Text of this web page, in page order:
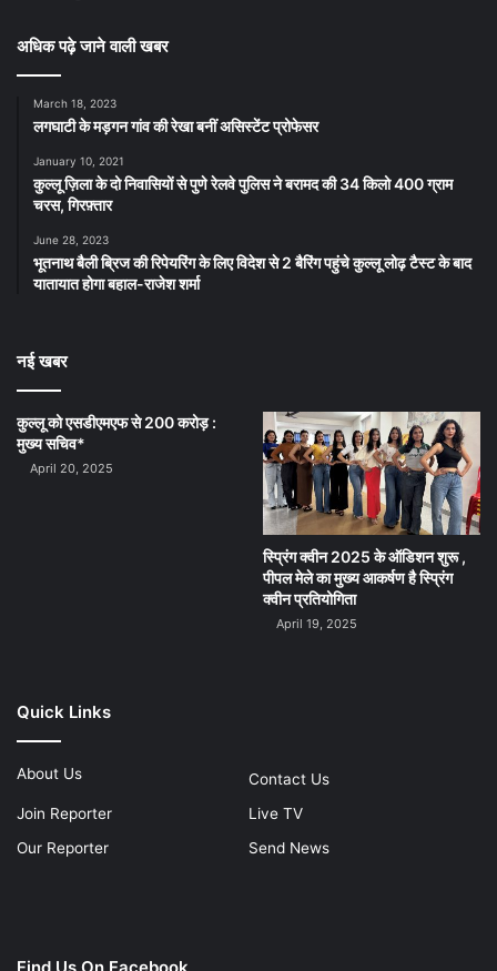
अधिक पढ़े जाने वाली खबर
March 18, 2023
लगघाटी के मड़गन गांव की रेखा बनीं असिस्टेंट प्रोफेसर
January 10, 2021
कुल्लू ज़िला के दो निवासियों से पुणे रेलवे पुलिस ने बरामद की 34 किलो 400 ग्राम
चरस, गिरफ़्तार
June 28, 2023
भूतनाथ बैली ब्रिज की रिपेयरिंग के लिए विदेश से 2 बैरिंग पहुंचे कुल्लू लोढ़ टैस्ट के बाद
यातायात होगा बहाल-राजेश शर्मा
नई खबर
कुल्लू को एसडीएमएफ से 200 करोड़ :
मुख्य सचिव*
April 20, 2025
स्प्रिंग क्वीन 2025 के ऑडिशन शुरू ,
पीपल मेले का मुख्य आकर्षण है स्प्रिंग
क्वीन प्रतियोगिता
April 19, 2025
Quick Links
About Us
Contact Us
Join Reporter
Live TV
Our Reporter
Send News